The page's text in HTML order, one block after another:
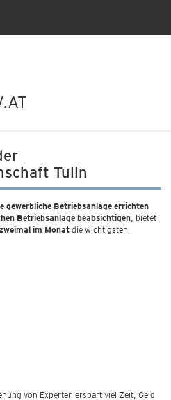
Tulln
gewerbliche Betriebsanlage errichten
Betriebsanlage beabsichtigen, bietet
im Monatdie wichtigsten
von Experten erspart viel Zeit, Geld